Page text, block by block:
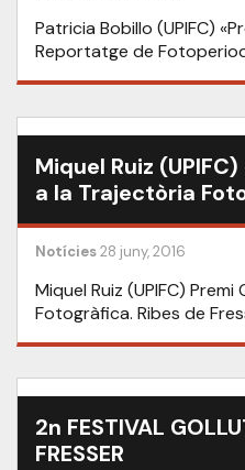
Patricia Bobillo (UPIFC)
Reportatge de
Miquel Ruiz
a la Trajectòria
Notícies28 juny, 2016
Miquel Ruiz (UPIFC)
Fotogràfica. Ribes de
2n FESTIVAL
FRESSER